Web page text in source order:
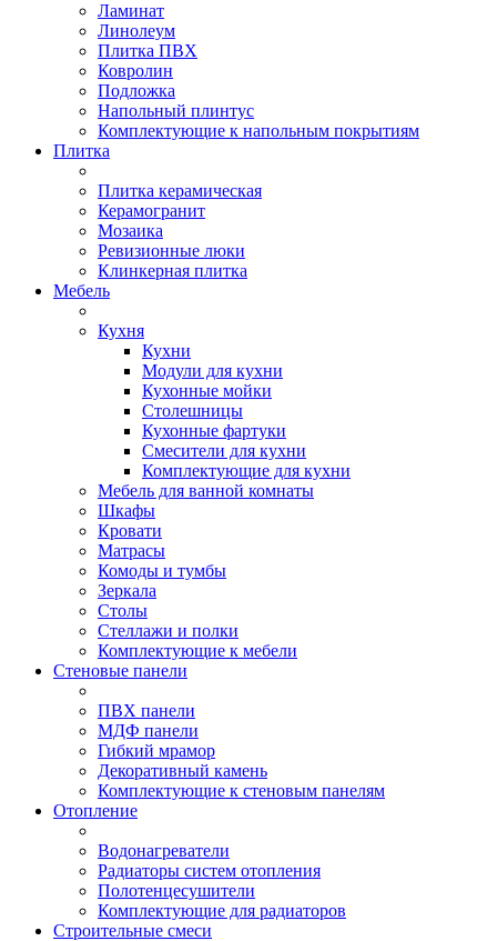
Ламинат
Линолеум
Плитка ПВХ
Ковролин
Подложка
Напольный плинтус
Комплектующие к напольным покрытиям
Плитка
Плитка керамическая
Керамогранит
Мозаика
Ревизионные люки
Клинкерная плитка
Мебель
Кухня
Кухни
Модули для кухни
Кухонные мойки
Столешницы
Кухонные фартуки
Смесители для кухни
Комплектующие для кухни
Мебель для ванной комнаты
Шкафы
Кровати
Матрасы
Комоды и тумбы
Зеркала
Столы
Стеллажи и полки
Комплектующие к мебели
Стеновые панели
ПВХ панели
МДФ панели
Гибкий мрамор
Декоративный камень
Комплектующие к стеновым панелям
Отопление
Водонагреватели
Радиаторы систем отопления
Полотенцесушители
Комплектующие для радиаторов
Строительные смеси